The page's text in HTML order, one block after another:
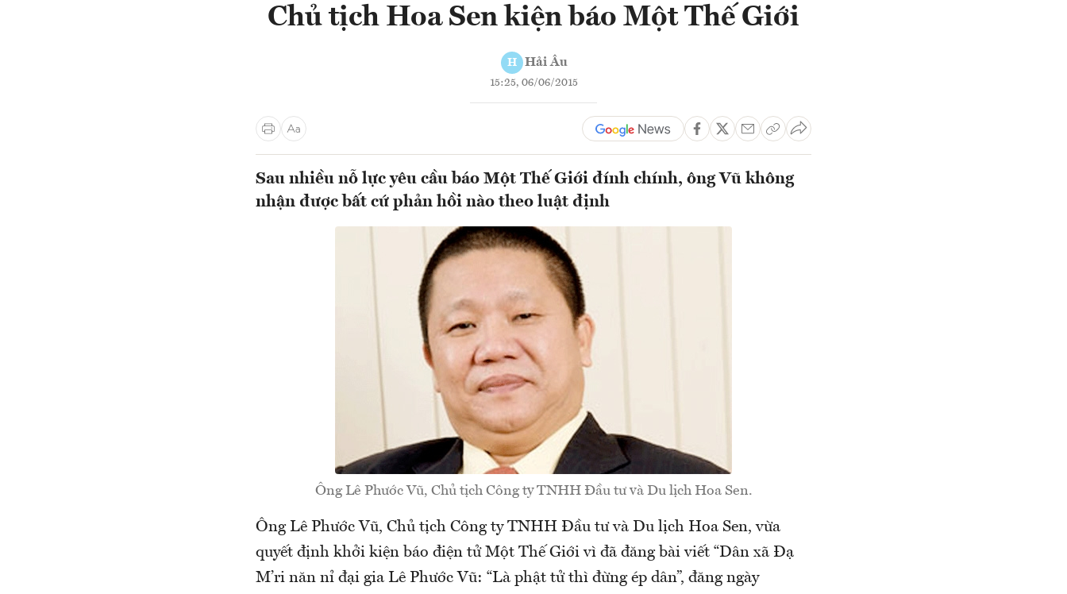
Chủ tịch Hoa Sen kiện báo Một Thế Giới
H Hải Âu
15:25, 06/06/2015
Sau nhiều nỗ lực yêu cầu báo Một Thế Giới đính chính, ông Vũ không
nhận được bất cứ phản hồi nào theo luật định
Ông Lê Phước Vũ, Chủ tịch Công ty TNHH Đầu tư và Du lịch Hoa Sen.
Ông Lê Phước Vũ, Chủ tịch Công ty TNHH Đầu tư và Du lịch Hoa Sen, vừa
quyết định khởi kiện báo điện tử Một Thế Giới vì đã đăng bài viết “Dân xã Đạ
M’ri năn nỉ đại gia Lê Phước Vũ: “Là phật tử thì đừng ép dân”, đăng ngày